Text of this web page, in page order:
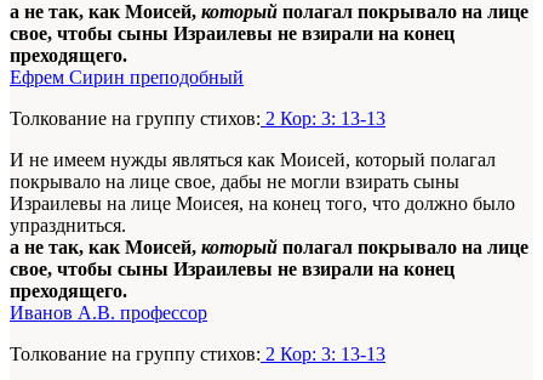
а не так, как Моисей, который полагал покрывало на лице
свое, чтобы сыны Израилевы не взирали на конец
преходящего.
Ефрем Сирин преподобный
Толкование на группу стихов: 2 Кор: 3: 13-13
И не имеем нужды являться как Моисей, который полагал
покрывало на лице свое, дабы не могли взирать сыны
Израилевы на лице Моисея, на конец того, что должно было
упраздниться.
а не так, как Моисей, который полагал покрывало на лице
свое, чтобы сыны Израилевы не взирали на конец
преходящего.
Иванов А.В. профессор
Толкование на группу стихов: 2 Кор: 3: 13-13